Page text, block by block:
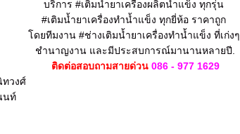
บริการ #เติมน้ำยาเครื่องผลิตน้ำแข็ง ทุกรุ่น
#เติมน้ำยาเครื่องทำน้ำแข็ง ทุกยี่ห้อ ราคาถูก
โดยทีมงาน #ช่างเติมน้ำยาเครื่องทำน้ำแข็ง ที่เก่งๆ
ชำนาญงาน และมีประสบการณ์มานานหลายปี.
ติดต่อสอบถามสายด่วน 086 - 977 1629
ทวงศ์
นท์